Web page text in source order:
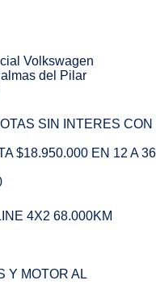
Volkswagen
del Pilar
SIN INTERES CON
$18.950.000 EN 12 A 36
4X2 68.000KM
Y MOTOR AL